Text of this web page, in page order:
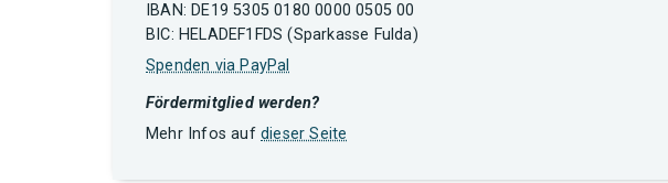
IBAN: DE19 5305 0180 0000 0505 00
BIC: HELADEF1FDS (Sparkasse Fulda)
Spenden via PayPal
Fördermitglied werden?
Mehr Infos auf dieser Seite